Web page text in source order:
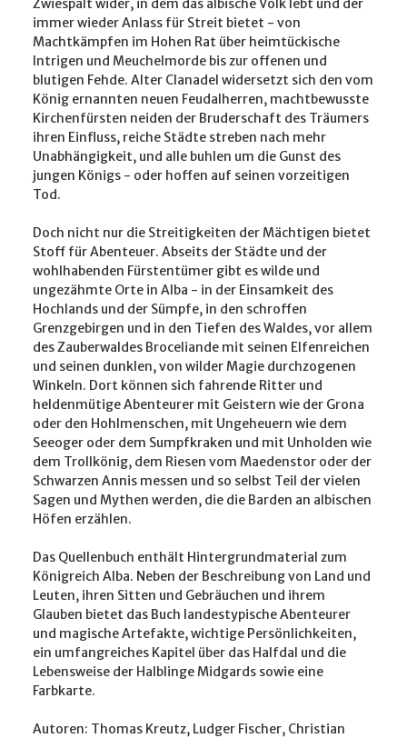
Zwiespalt wider, in dem das albische Volk lebt und der
immer wieder Anlass für Streit bietet - von
Machtkämpfen im Hohen Rat über heimtückische
Intrigen und Meuchelmorde bis zur offenen und
blutigen Fehde. Alter Clanadel widersetzt sich den vom
König ernannten neuen Feudalherren, machtbewusste
Kirchenfürsten neiden der Bruderschaft des Träumers
ihren Einfluss, reiche Städte streben nach mehr
Unabhängigkeit, und alle buhlen um die Gunst des
jungen Königs - oder hoffen auf seinen vorzeitigen
Tod.
Doch nicht nur die Streitigkeiten der Mächtigen bietet
Stoff für Abenteuer. Abseits der Städte und der
wohlhabenden Fürstentümer gibt es wilde und
ungezähmte Orte in Alba - in der Einsamkeit des
Hochlands und der Sümpfe, in den schroffen
Grenzgebirgen und in den Tiefen des Waldes, vor allem
des Zauberwaldes Broceliande mit seinen Elfenreichen
und seinen dunklen, von wilder Magie durchzogenen
Winkeln. Dort können sich fahrende Ritter und
heldenmütige Abenteurer mit Geistern wie der Grona
oder den Hohlmenschen, mit Ungeheuern wie dem
Seeoger oder dem Sumpfkraken und mit Unholden wie
dem Trollkönig, dem Riesen vom Maedenstor oder der
Schwarzen Annis messen und so selbst Teil der vielen
Sagen und Mythen werden, die die Barden an albischen
Höfen erzählen.
Das Quellenbuch enthält Hintergrundmaterial zum
Königreich Alba. Neben der Beschreibung von Land und
Leuten, ihren Sitten und Gebräuchen und ihrem
Glauben bietet das Buch landestypische Abenteurer
und magische Artefakte, wichtige Persönlichkeiten,
ein umfangreiches Kapitel über das Halfdal und die
Lebensweise der Halblinge Midgards sowie eine
Farbkarte.
Autoren: Thomas Kreutz, Ludger Fischer, Christian